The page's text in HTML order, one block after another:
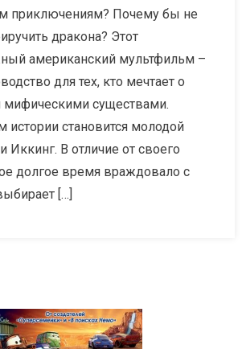
приключениям? Почему бы не
дракона? Этот
американский мультфильм –
для тех, кто мечтает о
мифическими существами.
истории становится молодой
Иккинг. В отличие от своего
долгое время враждовало с
[…]